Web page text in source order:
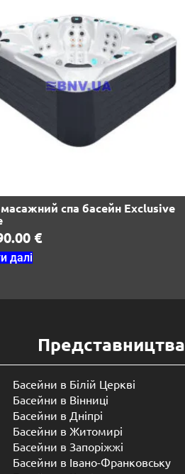
спа басейн Exclusive
€
далі
Представництва
Басейни в Білій Церкві
Басейни в Вінниці
Басейни в Дніпрі
Басейни в Житомирі
Басейни в Запоріжжі
Басейни в Івано-Франковську